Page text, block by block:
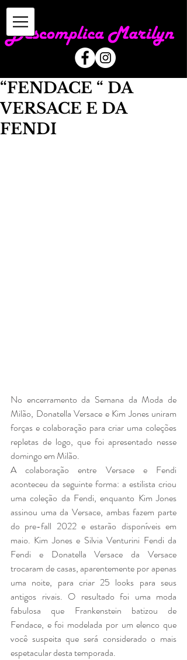
“FENDACE “ DA
VERSACE E DA
FENDI
No encerramento da Semana da Moda de
Milão, Donatella Versace e Kim Jones uniram
forças e colaboração para criar uma coleções
repletas de logo, que foi apresentado nesse
domingo em Milão.
A colaboração entre Versace e Fendi
aconteceu da seguinte forma: a estilista criou
uma coleção da Fendi, enquanto Kim Jones
assinou uma da Versace, ambas fazem parte
do pre-fall 2022 e estarão disponíveis em
maio. Kim Jones e Silvia Venturini Fendi da
Fendi e Donatella Versace da Versace
trocaram de casas, aparentemente por apenas
uma noite, para criar 25 looks para seus
antigos rivais. O resultado foi uma moda
fabulosa que Frankenstein batizou de
Fendace, e foi modelada por um elenco que
você suspeita que será considerado o mais
espetacular desta temporada.